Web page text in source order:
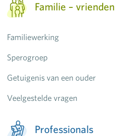
Familie – vrienden
Familiewerking
Sperogroep
Getuigenis van een ouder
Veelgestelde vragen
Professionals